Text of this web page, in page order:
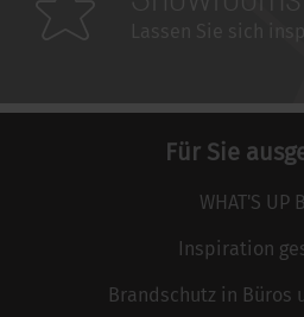
Für Sie
WHAT'S UP
Inspiration
Brandschutz in Büros